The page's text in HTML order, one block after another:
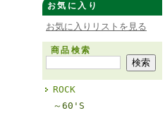
お気に入り
お気に入りリストを見る
商品検索
ROCK
～60'S